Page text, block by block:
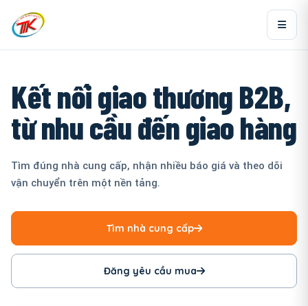
Kết nối giao thương B2B,
từ nhu cầu đến giao hàng
Tìm đúng nhà cung cấp, nhận nhiều báo giá và theo dõi
vận chuyển trên một nền tảng.
Tìm nhà cung cấp
Đăng yêu cầu mua